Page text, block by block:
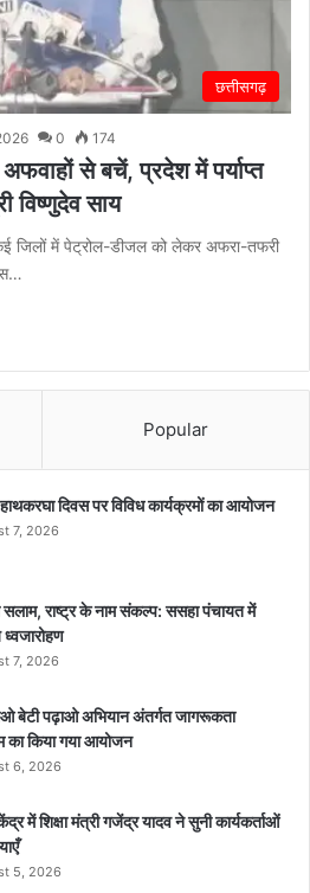
छत्तीसगढ़
0 174
से बचें, प्रदेश में पर्याप्त
विष्णुदेव साय
जिलों में पेट्रोल-डीजल को लेकर अफरा-तफरी
Popular
हाथकरघा दिवस पर विविध कार्यक्रमों का आयोजन
7, 2026
सलाम, राष्ट्र के नाम संकल्प: ससहा पंचायत में
ध्वजारोहण
7, 2026
बेटी पढ़ाओ अभियान अंतर्गत जागरूकता
का किया गया आयोजन
6, 2026
में शिक्षा मंत्री गजेंद्र यादव ने सुनी कार्यकर्ताओं
5, 2026